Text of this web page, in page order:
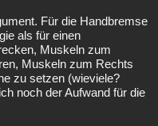
Für die Handbremse
als für einen
Muskeln zum
Muskeln zum Rechts
zu setzen (wieviele?
noch der Aufwand für die